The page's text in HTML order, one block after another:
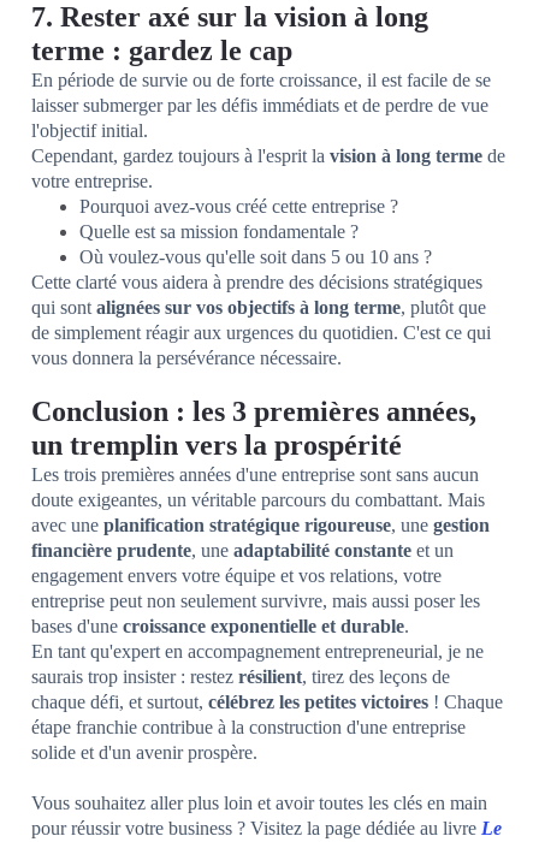
7. Rester axé sur la vision à long
terme : gardez le cap
En période de survie ou de forte croissance, il est facile de se
laisser submerger par les défis immédiats et de perdre de vue
l'objectif initial.
Cependant, gardez toujours à l'esprit la vision à long terme de
votre entreprise.
Pourquoi avez-vous créé cette entreprise ?
Quelle est sa mission fondamentale ?
Où voulez-vous qu'elle soit dans 5 ou 10 ans ?
Cette clarté vous aidera à prendre des décisions stratégiques
qui sont alignées sur vos objectifs à long terme, plutôt que
de simplement réagir aux urgences du quotidien. C'est ce qui
vous donnera la persévérance nécessaire.
Conclusion : les 3 premières années,
un tremplin vers la prospérité
Les trois premières années d'une entreprise sont sans aucun
doute exigeantes, un véritable parcours du combattant. Mais
avec une planification stratégique rigoureuse, une gestion
financière prudente, une adaptabilité constante et un
engagement envers votre équipe et vos relations, votre
entreprise peut non seulement survivre, mais aussi poser les
bases d'une croissance exponentielle et durable.
En tant qu'expert en accompagnement entrepreneurial, je ne
saurais trop insister : restez résilient, tirez des leçons de
chaque défi, et surtout, célébrez les petites victoires ! Chaque
étape franchie contribue à la construction d'une entreprise
solide et d'un avenir prospère.
Vous souhaitez aller plus loin et avoir toutes les clés en main
pour réussir votre business ? Visitez la page dédiée au livre Le